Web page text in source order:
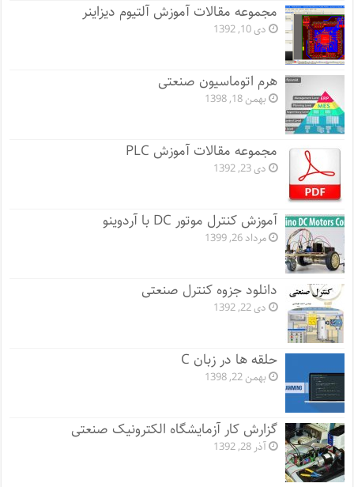
مجموعه مقالات آموزش آلتیوم دیزاینر
دی 10, 1392
هرم اتوماسیون صنعتی
بهمن 18, 1398
مجموعه مقالات آموزش PLC
دی 23, 1392
آموزش کنترل موتور DC با آردوینو
مرداد 26, 1399
دانلود جزوه کنترل صنعتی
دی 22, 1392
حلقه ها در زبان C
بهمن 22, 1398
گزارش کار آزمایشگاه الکترونیک صنعتی
آذر 28, 1392